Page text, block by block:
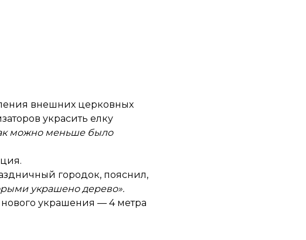
внешних церковных
украсить елку
можно меньше было
городок, пояснил,
украшено дерево».
украшения — 4 метра